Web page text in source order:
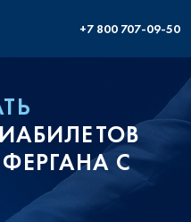
+7 800 707-09-50
С